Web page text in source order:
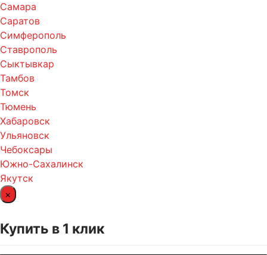
Самара
Саратов
Симферополь
Ставрополь
Сыктывкар
Тамбов
Томск
Тюмень
Хабаровск
Ульяновск
Чебоксары
Южно-Сахалинск
Якутск
×
Купить в 1 клик